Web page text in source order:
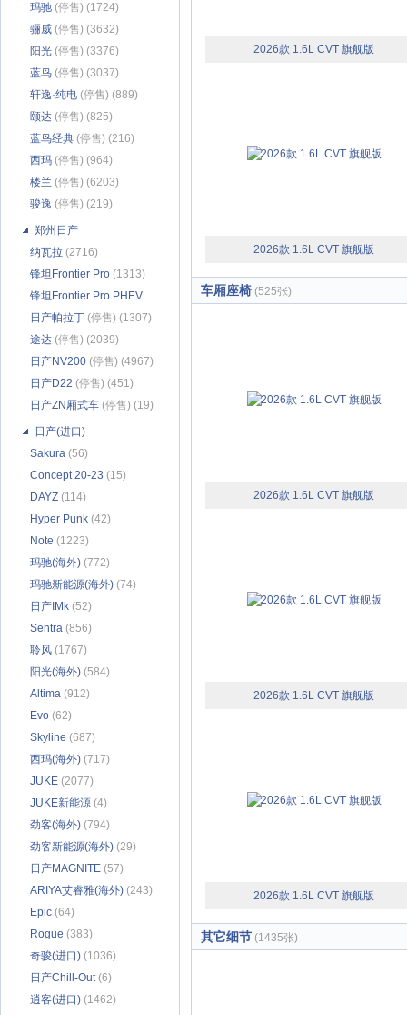
玛驰 (停售) (1724)
骊威 (停售) (3632)
阳光 (停售) (3376)
蓝鸟 (停售) (3037)
轩逸·纯电 (停售) (889)
颐达 (停售) (825)
蓝鸟经典 (停售) (216)
西玛 (停售) (964)
楼兰 (停售) (6203)
骏逸 (停售) (219)
郑州日产
纳瓦拉 (2716)
锋坦Frontier Pro (1313)
锋坦Frontier Pro PHEV
(632)
日产帕拉丁 (停售) (1307)
途达 (停售) (2039)
日产NV200 (停售) (4967)
日产D22 (停售) (451)
日产ZN厢式车 (停售) (19)
日产(进口)
Sakura (56)
Concept 20-23 (15)
DAYZ (114)
Hyper Punk (42)
Note (1223)
玛驰(海外) (772)
玛驰新能源(海外) (74)
日产IMk (52)
Sentra (856)
聆风 (1767)
阳光(海外) (584)
Altima (912)
Evo (62)
Skyline (687)
西玛(海外) (717)
JUKE (2077)
JUKE新能源 (4)
劲客(海外) (794)
劲客新能源(海外) (29)
日产MAGNITE (57)
ARIYA艾睿雅(海外) (243)
Epic (64)
Rogue (383)
奇骏(进口) (1036)
日产Chill-Out(6)
逍客(进口) (1462)
2026款 1.6L CVT 旗舰版
2026款 1.6L CVT 旗舰版
车厢座椅 (525张)
2026款 1.6L CVT 旗舰版
2026款 1.6L CVT 旗舰版
2026款 1.6L CVT 旗舰版
其它细节 (1435张)